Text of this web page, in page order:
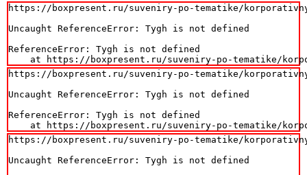
https://boxpresent.ru/suveniry-po-tematike/
Uncaught ReferenceError: Tygh is not defined
ReferenceError: Tygh is not defined
at https://boxpresent.ru/suveniry-po-tematike/
https://boxpresent.ru/suveniry-po-tematike/
Uncaught ReferenceError: Tygh is not defined
ReferenceError: Tygh is not defined
at https://boxpresent.ru/suveniry-po-tematike/
https://boxpresent.ru/suveniry-po-tematike/
Uncaught ReferenceError: Tygh is not defined